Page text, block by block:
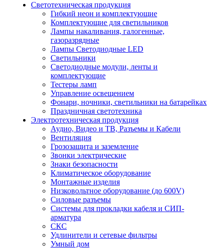
Светотехническая продукция
Гибкий неон и комплектующие
Комплектующие для светильников
Лампы накаливания, галогенные,
газоразрядные
Лампы Светодиодные LED
Светильники
Светодиодные модули, ленты и
комплектующие
Тестеры ламп
Управление освещением
Фонари, ночники, светильники на батарейках
Праздничная светотехника
Электротехническая продукция
Аудио, Видео и ТВ, Разъемы и Кабели
Вентиляция
Грозозащита и заземление
Звонки электрические
Знаки безопасности
Климатическое оборудование
Монтажные изделия
Низковольтное оборудование (до 600V)
Силовые разъемы
Системы для прокладки кабеля и СИП-
арматура
СКС
Удлинители и сетевые фильтры
Умный дом